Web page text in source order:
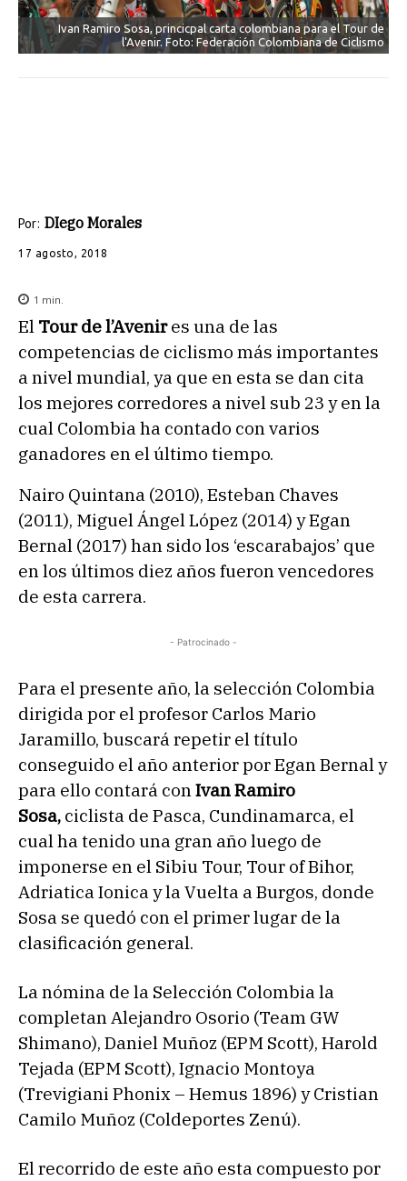
Ivan Ramiro Sosa, princicpal carta colombiana para el Tour de
l'Avenir. Foto: Federación Colombiana de Ciclismo
Por: DIego Morales
17 agosto, 2018
1 min.
El Tour de l’Avenires una de las
competencias de ciclismo más importantes
a nivel mundial, ya que en esta se dan cita
los mejores corredores a nivel sub 23 y en la
cual Colombia ha contado con varios
ganadores en el último tiempo.
Nairo Quintana (2010), Esteban Chaves
(2011), Miguel Ángel López (2014) y Egan
Bernal (2017) han sido los ‘escarabajos’ que
en los últimos diez años fueron vencedores
de esta carrera.
- Patrocinado -
Para el presente año, la selección Colombia
dirigida por el profesor Carlos Mario
Jaramillo, buscará repetir el título
conseguido el año anterior por Egan Bernal y
para ello contará conIvan Ramiro
Sosa, ciclista de Pasca, Cundinamarca, el
cual ha tenido una gran año luego de
imponerse en el Sibiu Tour, Tour of Bihor,
Adriatica Ionica y la Vuelta a Burgos, donde
Sosa se quedó con el primer lugar de la
clasificación general.
La nómina de la Selección Colombia la
completan Alejandro Osorio (Team GW
Shimano), Daniel Muñoz (EPM Scott), Harold
Tejada (EPM Scott), Ignacio Montoya
(Trevigiani Phonix – Hemus 1896) y Cristian
Camilo Muñoz (Coldeportes Zenú).
El recorrido de este año esta compuesto por